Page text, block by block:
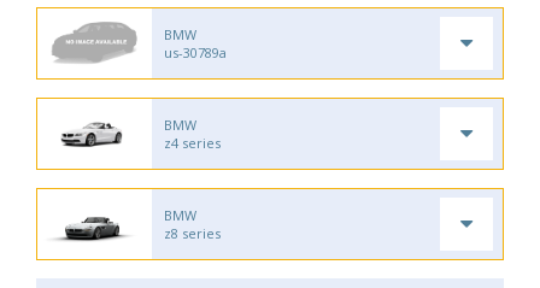
BMW
us-30789a
BMW
z4 series
BMW
z8 series